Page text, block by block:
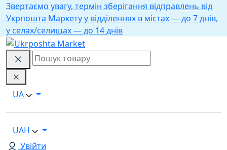
Звертаємо увагу, термін зберігання відправлень від
Укрпошта Маркету у відділеннях в містах — до 7 днів,
у селах/селищах — до 14 днів
UA
UAH
Увійти